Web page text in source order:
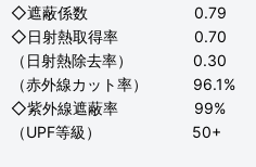
◇遮蔽係数 0.79
◇日射熱取得率 0.70
（日射熱除去率） 0.30
（赤外線カット率） 96.1%
◇紫外線遮蔽率 99%
（UPF等級） 50+